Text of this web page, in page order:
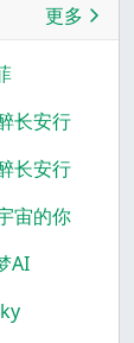
更多
长安行
长安行
宙的你
AI